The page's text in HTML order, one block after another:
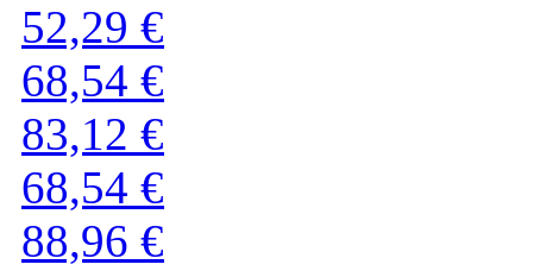
52,29 €
68,54 €
83,12 €
68,54 €
88,96 €